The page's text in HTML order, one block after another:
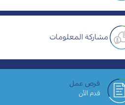
مشاركة المعلومات
فرص عمل
قدم الآن